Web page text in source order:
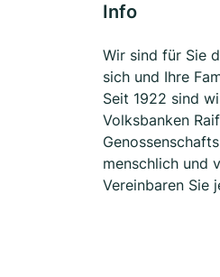
Info
Wir sind für Sie
sich und Ihre
Seit 1922 sind
Volksbanken
menschlich und
Vereinbaren Sie